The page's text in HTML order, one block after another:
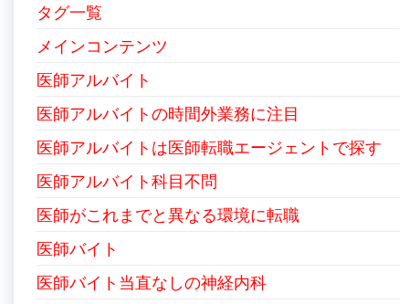
タグ一覧
メインコンテンツ
医師アルバイト
医師アルバイトの時間外業務に注目
医師アルバイトは医師転職エージェントで探す
医師アルバイト科目不問
医師がこれまでと異なる環境に転職
医師バイト
医師バイト当直なしの神経内科